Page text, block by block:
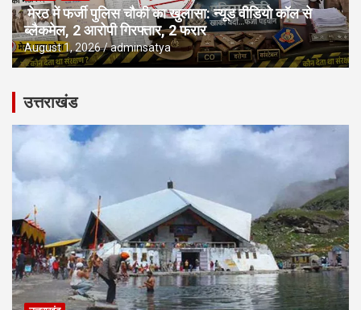
मेरठ में फर्जी पुलिस चौकी का खुलासा: न्यूड वीडियो कॉल से
ब्लैकमेल, 2 आरोपी गिरफ्तार, 2 फरार
August 1, 2026 adminsatya
उत्तराखंड